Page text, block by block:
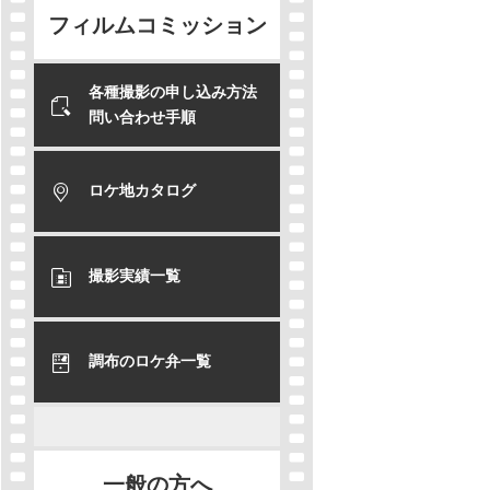
フィルムコミッション
各種撮影の申し込み方法
問い合わせ手順
ロケ地カタログ
撮影実績一覧
調布のロケ弁一覧
一般の方へ